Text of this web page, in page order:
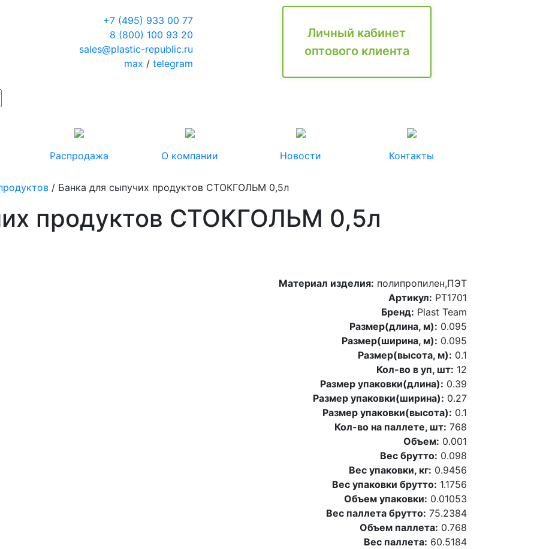
+7 (495) 933 00 77
8 (800) 100 93 20
sales@plastic-republic.ru
max / telegram
Личный кабинет
оптового клиента
Распродажа О компании Новости Контакты
/ Банка для сыпучих продуктов СТОКГОЛЬМ 0,5л
продуктов СТОКГОЛЬМ 0,5л
Материал изделия: полипропилен,ПЭТ
Артикул: PT1701
Бренд: Plast Team
Размер(длина, м): 0.095
Размер(ширина, м): 0.095
Размер(высота, м): 0.1
Кол-во в уп, шт: 12
Размер упаковки(длина): 0.39
Размер упаковки(ширина): 0.27
Размер упаковки(высота): 0.1
Кол-во на паллете, шт: 768
Объем: 0.001
Вес брутто: 0.098
Вес упаковки, кг: 0.9456
Вес упаковки брутто: 1.1756
Объем упаковки: 0.01053
Вес паллета брутто: 75.2384
Объем паллета: 0.768
Вес паллета: 60.5184